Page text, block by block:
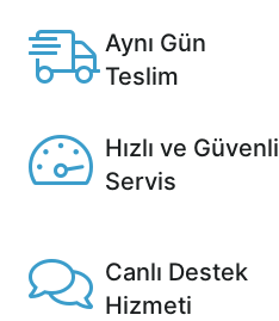
Aynı Gün
Teslim
Hızlı ve Güvenli
Servis
Canlı Destek
Hizmeti